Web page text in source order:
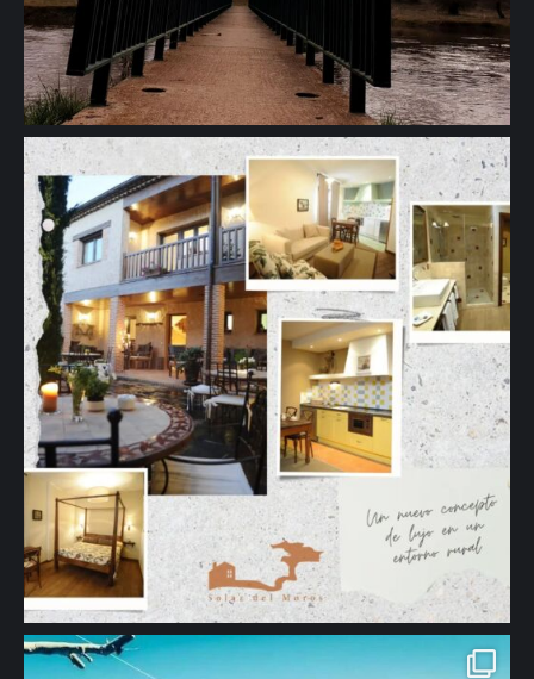
655444295 #turismorural #casarural #apartamentosrurales
#naturaleza #turismo #viajes #descanso #tranquilidad #segovia"